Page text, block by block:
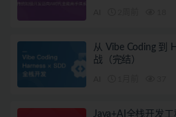
从 Vibe Coding 到
战（完结）
Java+AI全栈开发工